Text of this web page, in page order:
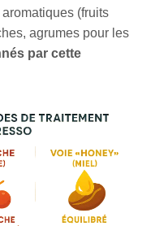
(fruits
agrumes pour les
par cette